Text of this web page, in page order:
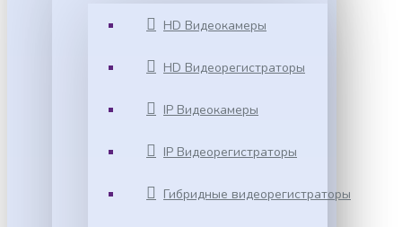
HD Видеокамеры
HD Видеорегистраторы
IP Видеокамеры
IP Видеорегистраторы
Гибридные видеорегистраторы